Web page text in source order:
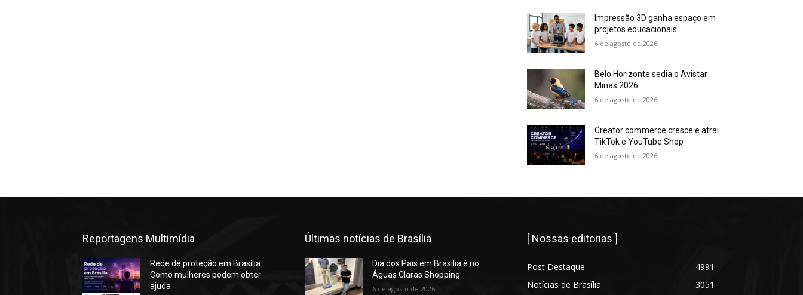
Impressão 3D ganha espaço em
projetos educacionais
6 de agosto de 2026
Belo Horizonte sedia o Avistar
Minas 2026
6 de agosto de 2026
Creator commerce cresce e atrai
TikTok e YouTube Shop
6 de agosto de 2026
Reportagens Multimídia
Rede de proteção em Brasília:
Como mulheres podem obter
ajuda
Últimas notícias de Brasília
Dia dos Pais em Brasília é no
Águas Claras Shopping
6 de agosto de 2026
[ Nossas editorias ]
Post Destaque
4991
Notícias de Brasília
3051